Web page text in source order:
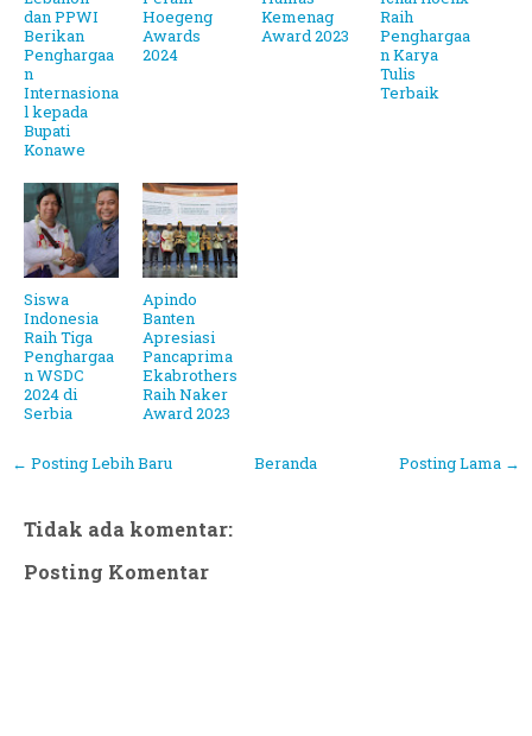
dan PPWI
Berikan
Penghargaa
n
Internasiona
l kepada
Bupati
Konawe
Hoegeng
Awards
2024
Kemenag
Award 2023
Raih
Penghargaa
n Karya
Tulis
Terbaik
Siswa
Indonesia
Raih Tiga
Penghargaa
n WSDC
2024 di
Serbia
Apindo
Banten
Apresiasi
Pancaprima
Ekabrothers
Raih Naker
Award 2023
← Posting Lebih Baru Posting Lama →
Beranda
Tidak ada komentar:
Posting Komentar